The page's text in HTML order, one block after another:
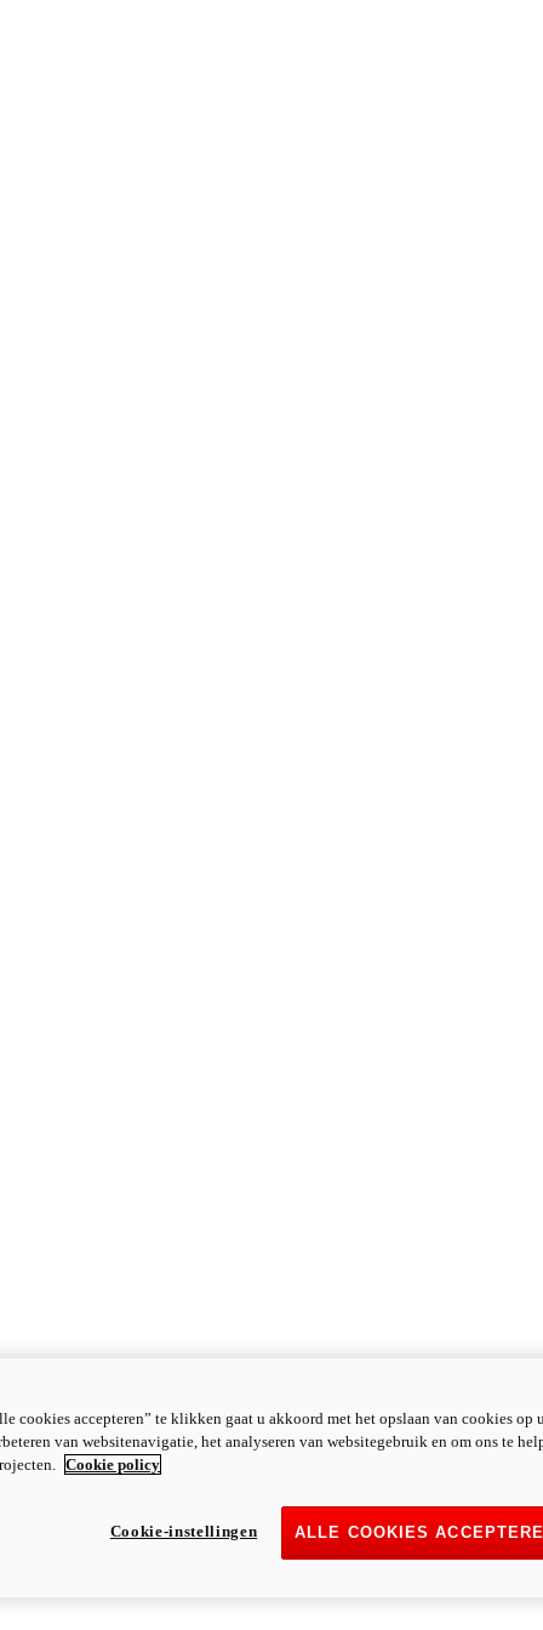
cookies accepteren” te klikken gaat u akkoord met het opslaan van cookies op
van websitenavigatie, het analyseren van websitegebruik en om ons te
Cookie policy
ALLE COOKIES
Cookie-instellingen